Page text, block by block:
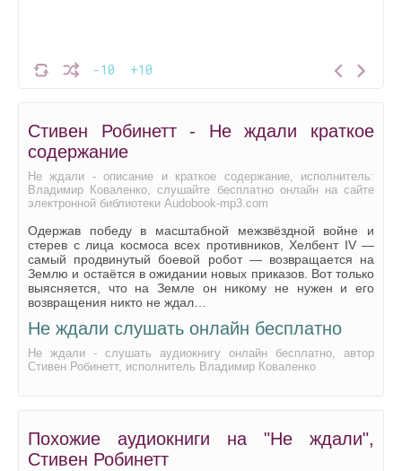
-10 +10
Стивен Робинетт - Не ждали краткое
содержание
Не ждали - описание и краткое содержание, исполнитель:
Владимир Коваленко, слушайте бесплатно онлайн на сайте
электронной библиотеки Audobook-mp3.com
Одержав победу в масштабной межзвёздной войне и
стерев с лица космоса всех противников, Хелбент IV —
самый продвинутый боевой робот — возвращается на
Землю и остаётся в ожидании новых приказов. Вот только
выясняется, что на Земле он никому не нужен и его
возвращения никто не ждал…
Не ждали слушать онлайн бесплатно
Не ждали - слушать аудиокнигу онлайн бесплатно, автор
Стивен Робинетт, исполнитель Владимир Коваленко
Похожие аудиокниги на "Не ждали",
Стивен Робинетт